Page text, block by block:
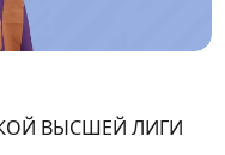
ВЫСШЕЙ ЛИГИ